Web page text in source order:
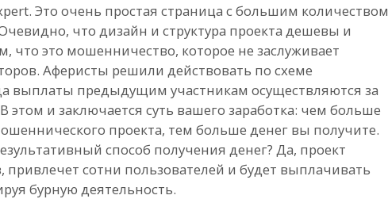
Это очень простая страница с большим количеством
что дизайн и структура проекта дешевы и
что это мошенничество, которое не заслуживает
Аферисты решили действовать по схеме
выплаты предыдущим участникам осуществляются за
этом и заключается суть вашего заработка: чем больше
проекта, тем больше денег вы получите.
способ получения денег? Да, проект
привлечет сотни пользователей и будет выплачивать
бурную деятельность.